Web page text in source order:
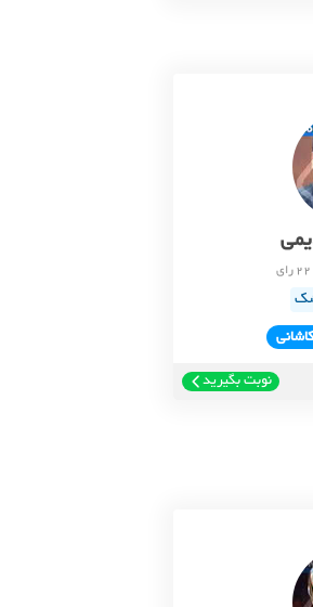
22 رای
نوبت بگیرید